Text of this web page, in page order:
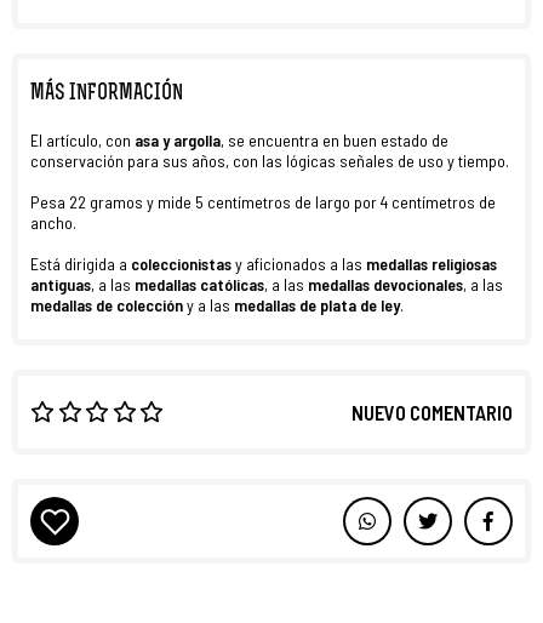
MÁS INFORMACIÓN
El artículo, con asa y argolla, se encuentra en buen estado de
conservación para sus años, con las lógicas señales de uso y tiempo.
Pesa 22 gramos y mide 5 centímetros de largo por 4 centímetros de
ancho.
Está dirigida a coleccionistasy aficionados a las medallas religiosas
antiguas, a las medallas católicas, a las medallas devocionales, a las
medallas de coleccióny a las medallas de plata de ley.
NUEVO COMENTARIO